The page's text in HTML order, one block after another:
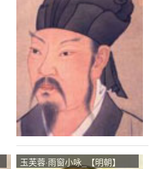
玉芙蓉·雨窗小咏_【明朝】